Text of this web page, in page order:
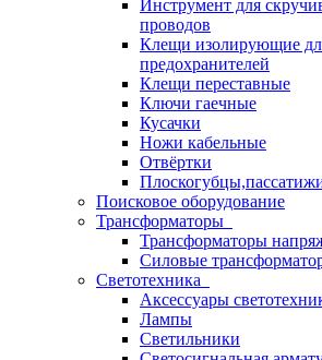
Инструмент для
проводов
Клещи изолирующие
предохранителей
Клещи переставные
Ключи гаечные
Кусачки
Ножи кабельные
Отвёртки
Поисковое оборудование
Трансформаторы
Трансформаторы
Силовые
Светотехника
Аксессуары
Лампы
Светильники